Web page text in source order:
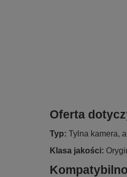
Oferta
Typ: Tylna kamera,
Klasa jakości: